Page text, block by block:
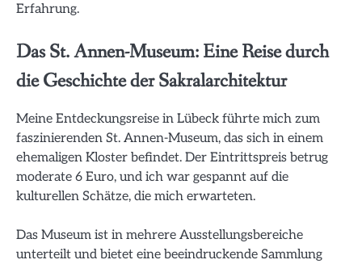
Erfahrung.
Das St. Annen-Museum: Eine Reise durch
die Geschichte der Sakralarchitektur
Meine Entdeckungsreise in Lübeck führte mich zum
faszinierenden St. Annen-Museum, das sich in einem
ehemaligen Kloster befindet. Der Eintrittspreis betrug
moderate 6 Euro, und ich war gespannt auf die
kulturellen Schätze, die mich erwarteten.
Das Museum ist in mehrere Ausstellungsbereiche
unterteilt und bietet eine beeindruckende Sammlung